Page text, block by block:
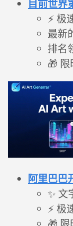
目前世界
⚡ 极
最新
排名
🎁 限
阿里巴巴
✨
⚡ 极